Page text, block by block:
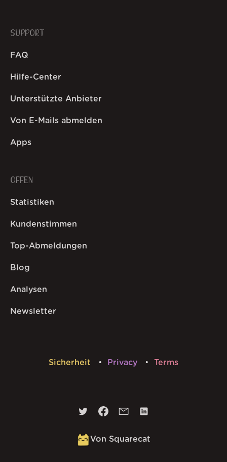
SUPPORT
FAQ
Hilfe-Center
Unterstützte Anbieter
Von E-Mails abmelden
Apps
OFFEN
Statistiken
Kundenstimmen
Top-Abmeldungen
Blog
Analysen
Newsletter
Sicherheit Privacy Terms
Von Squarecat